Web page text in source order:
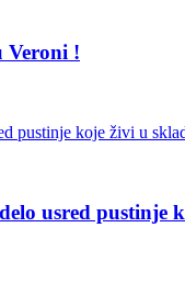
Veroni !
usred pustinje